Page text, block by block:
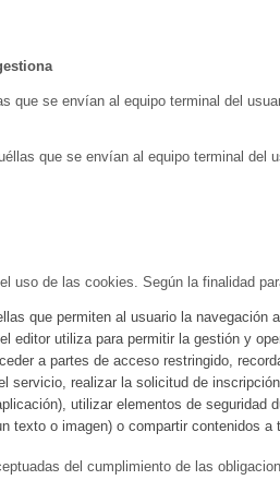
que se envían al equipo terminal del
que se envían al equipo terminal del
uso de las cookies. Según la finalidad
que permiten al usuario la
editor utiliza para permitir la gestión y
a partes de acceso restringido,
servicio, realizar la solicitud de
utilizar elementos de
texto o imagen) o compartir contenidos a
del cumplimiento de las